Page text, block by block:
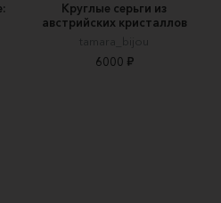
Круглые серьги из
австрийских кристаллов
tamara_bijou
6000 ₽